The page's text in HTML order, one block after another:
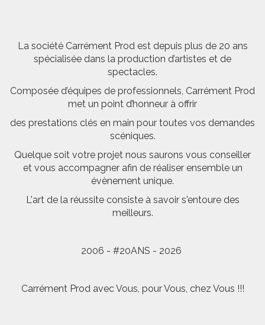
La société Carrément Prod est depuis plus de 20 ans
spécialisée dans la production d’artistes et de
spectacles.
Composée d’équipes de professionnels, Carrément Prod
met un point d’honneur à offrir
des prestations clés en main pour toutes vos demandes
scéniques.
Quelque soit votre projet nous saurons vous conseiller
et vous accompagner afin de réaliser ensemble un
évènement unique.
L'art de la réussite consiste à savoir s'entoure des
meilleurs.
2006 - #20ANS - 2026
Carrément Prod avec Vous, pour Vous, chez Vous !!!